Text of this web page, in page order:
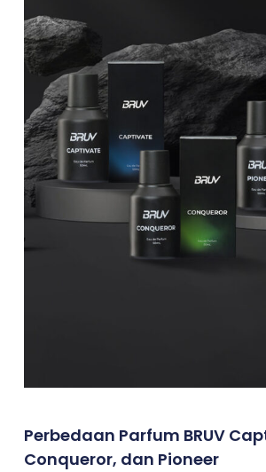
Perbedaan Parfum BRUV
Conqueror, dan Pioneer